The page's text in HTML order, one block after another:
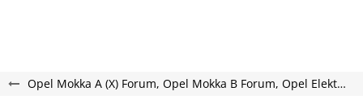
Opel Mokka A (X) Forum, Opel Mokka B Forum, Opel Elektro Mokka-e Forum